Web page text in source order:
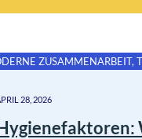
ZUSAMMENARBEIT,
28, 2026